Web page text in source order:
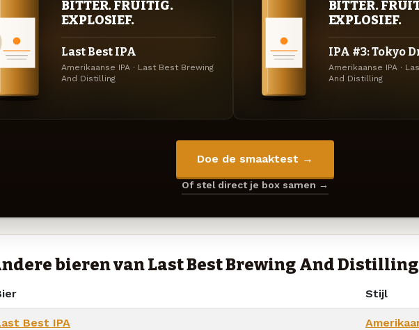
BITTER. FRUITIG.
EXPLOSIEF.
Last Best IPA
Amerikaanse IPA · Last Best Brewing
And Distilling
BITTER.
EXPLOSIEF.
IPA #3: Tokyo
Amerikaanse IPA ·
And Distilling
Doe de smaaktest →
Of stel direct je box samen →
bieren van Last Best Brewing And Distilling
Stijl
Best IPA